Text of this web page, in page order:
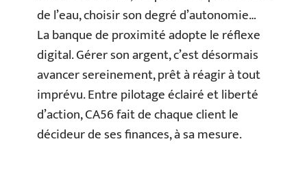
de l’eau, choisir son degré d’autonomie…
La banque de proximité adopte le réflexe
digital. Gérer son argent, c’est désormais
avancer sereinement, prêt à réagir à tout
imprévu. Entre pilotage éclairé et liberté
d’action, CA56 fait de chaque client le
décideur de ses finances, à sa mesure.